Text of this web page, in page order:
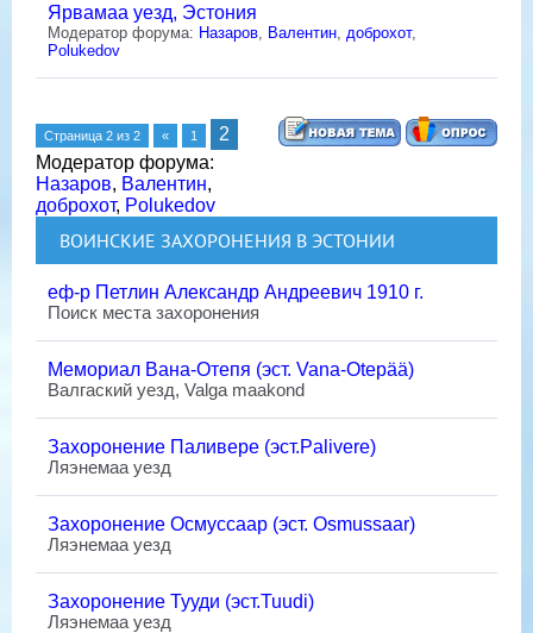
Ярвамаа уезд, Эстония
Модератор форума: Назаров Валентин доброхот,
Polukedov
Страница 2 из 2 « 1
2
Модератор форума:
Назаров, Валентин,
доброхот, Polukedov
ВОИНСКИЕ ЗАХОРОНЕНИЯ В ЭСТОНИИ
еф-р Петлин Александр Андреевич 1910 г.
Поиск места захоронения
Мемориал Вана-Отепя (эст. Vana-Otepää)
Валгаский уезд, Valga maakond
Захоронение Паливере (эст.Palivere)
Ляэнемаа уезд
Захоронение Осмуссаар (эст. Osmussaar)
Ляэнемаа уезд
Захоронение Тууди (эст.Tuudi)
Ляэнемаа уезд